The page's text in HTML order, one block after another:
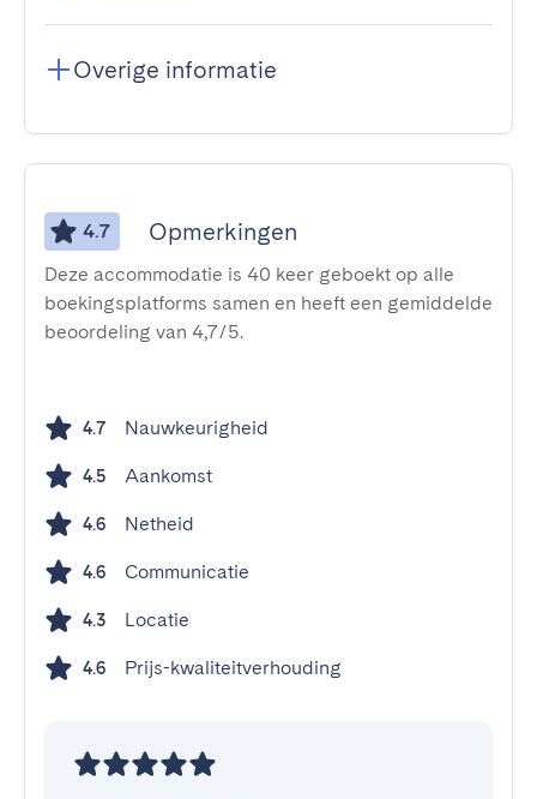
Overige informatie
4.7 Opmerkingen
Deze accommodatie is 40 keer geboekt op alle
boekingsplatforms samen en heeft een gemiddelde
beoordeling van 4,7/5.
4.7 Nauwkeurigheid
4.5 Aankomst
4.6 Netheid
4.6 Communicatie
4.3 Locatie
4.6 Prijs-kwaliteitverhouding